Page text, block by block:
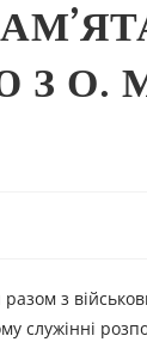
З О.
з
служінні